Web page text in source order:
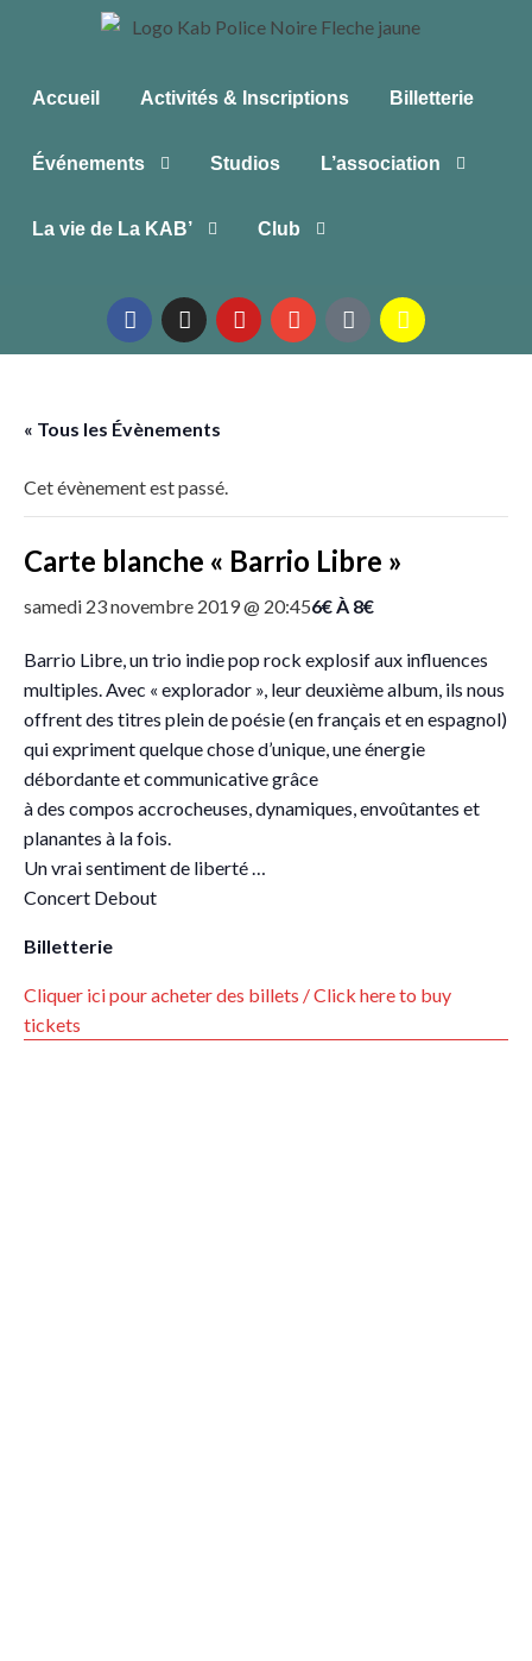
Accueil Activités & Inscriptions Billetterie
Événements Studios L’association
La vie de La KAB’ Club
« Tous les Évènements
Cet évènement est passé.
Carte blanche « Barrio Libre »
samedi 23 novembre 2019 @ 20:456€ À 8€
Barrio Libre, un trio indie pop rock explosif aux influences
multiples. Avec « explorador », leur deuxième album, ils nous
offrent des titres plein de poésie (en français et en espagnol)
qui expriment quelque chose d’unique, une énergie
débordante et communicative grâce
à des compos accrocheuses, dynamiques, envoûtantes et
planantes à la fois.
Un vrai sentiment de liberté …
Concert Debout
Billetterie
Cliquer ici pour acheter des billets / Click here to buy
tickets